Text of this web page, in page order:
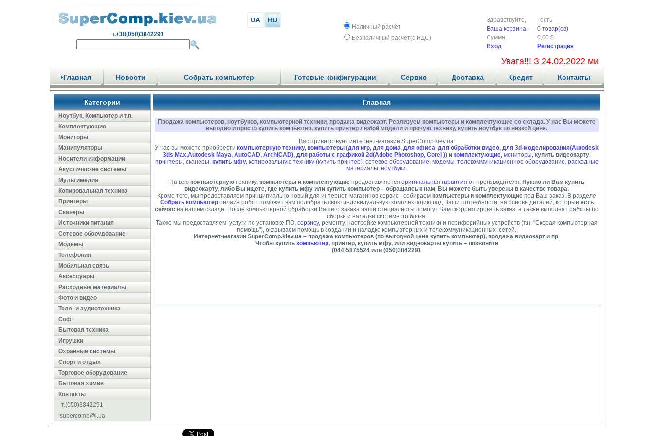
т.+38(050)3842291
UA RU
Наличный расчёт
Безналичный расчёт(с НДС)
Здравствуйте,
Гость
Ваша корзина:
0 товар(ов)
Сумма:
0,00 $
Вход
Регистрация
Увага!!! З 24.02.2022 ми не
Главная Новости Собрать компьютер Готовые конфигурации Сервис Доставка Кредит Контакты
Категории
Ноутбук, Компьютер и т.п.
Комплектующие
Мониторы
Манипуляторы
Носители информации
Акустические системы
Мультимедиа
Копировальная техника
Принтеры
Сканеры
Источники питания
Сетевое оборудование
Модемы
Телефония
Мобильная связь
Аксессуары
Расходные материалы
Фото и видео
Теле- и аудиотехника
Софт
Бытовая техника
Игрушки
Охранные системы
Cпорт и отдых
Торговое оборудование
Бытовая химия
Контакты
т.(050)3842291
supercomp@i.ua
Главная
Продажа компьютеров, ноутбуков, компьютерной техники, продажа видеокарт. Реализуем компьютеры и комплектующие со склада. У нас Вы можете
выгодно и просто купить компьютер, купить принтер любой модели и прочую технику, купить ноутбук по низкой цене.
Вас приветствует интернет-магазин SuperComp.kiev.ua!
У нас вы можете приобрести компьютерную технику, компьютеры (для игр, для дома, для офиса, для обработки видео, для 3d-моделирования(Autodesk
3ds Max,Autodesk Maya, AutoCAD, ArchiCAD), для работы с графикой 2d(Adobe Photoshop, Corel )) и комплектующие, мониторы, купить видеокарту,
принтеры, сканеры, купить мфу, копировальную технику(купить принтер), сетевое оборудование, модемы, телекоммуникационное оборудование, расходные
материалы, ноутбуки.
На всю компьютерную технику, компьютеры и комплектующиепредоставляется оригинальная гарантия от производителя. Нужно ли Вам купить
видеокарту, либо Вы ищете, где купить мфу или купить компьютер – обращаясь к нам, Вы можете быть уверены в качестве товара.
Кроме того, мы предоставляем принципиально новый для интернет-магазинов сервис - собираем компьютеры и комплектующие под Ваш заказ. В разделе
Собрать компьютеронлайн робот поможет вам подобрать свою индивидуальную комплектацию под Ваши потребности, на основе деталей, которые есть
сейчас на нашем складе. После компьютерной обработки Вашего заказа наши специалисты помогут Вам скорректировать заказ, а также выполнят работы по
сборке и наладке системного блока.
Также мы предоставляем услуги по установке ПО, сервису, ремонту, настройке компьютерной техники и периферийных устройств (т.н. "Скорая компьютерная
помощь"), оказываем помощь в создании и наладке компьютерных и телекоммуникационных сетей.
Интернет-магазин SuperComp.kiev.ua – продажа компьютеров (по выгодной цене купить компьютер), продажа видеокарт и пр.
Чтобы купить компьютер, принтер, купить мфу, или видеокарты купить – позвоните
(044)5875524 или (050)3842291